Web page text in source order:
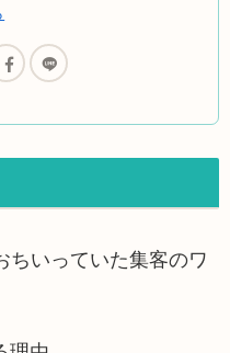
ちいっていた集客のワ